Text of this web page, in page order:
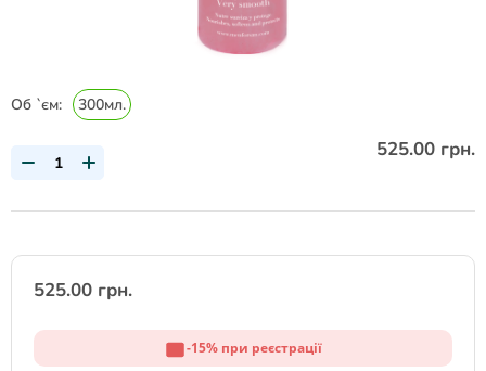
Об `єм: 300мл.
525.00 грн.
525.00 грн.
-15% при реєстрації